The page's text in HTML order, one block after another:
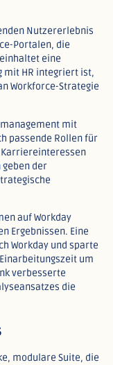
Nutzererlebnis
Portalen, die
eine
mit HR integriert ist,
Workforce-Strategie
mit
passende Rollen für
der
auf Workday
Ergebnissen. Eine
Workday und sparte
um
verbesserte
die
modulare Suite, die